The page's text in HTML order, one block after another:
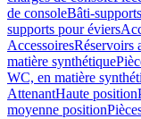
de consoleBâti-
supports pour éviers
AccessoiresRéservoirs
matière synthétique
WC, en matière
AttenantHaute position
moyenne position